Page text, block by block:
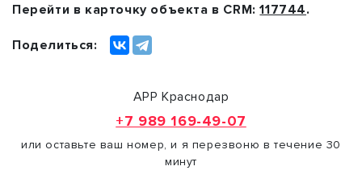
Перейти в карточку объекта в CRM:117744.
Поделиться:
АРР Краснодар
+7 989 169-49-07
или оставьте ваш номер, и я перезвоню в течение 30
минут